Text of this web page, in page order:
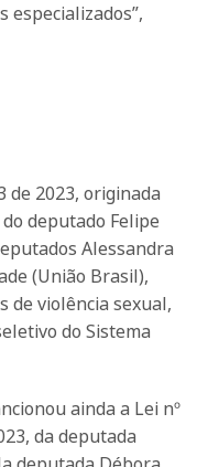
especializados”,
de 2023, originada
deputado Felipe
Alessandra
(União Brasil),
de violência sexual,
do Sistema
ainda a Lei nº
da deputada